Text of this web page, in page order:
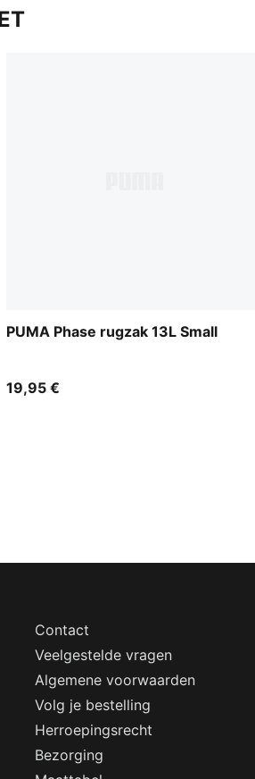
PUMA Phase rugzak 13L Small
19,95 €
Contact
Veelgestelde vragen
Algemene voorwaarden
Volg je bestelling
Herroepingsrecht
Bezorging